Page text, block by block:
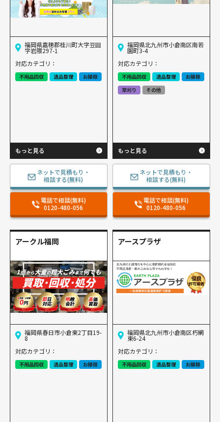
福岡県嘉穂郡桂川町大字豆田
字岩隈297-1
対応カテゴリ：
不用品回収 遺品整理 お掃除
もっと見る
ネットで見積もり・
相談する(無料)
電話で相談(無料)
0120-480-056
福岡県北九州市小倉南区南若
園町3-4
対応カテゴリ：
不用品回収 遺品整理
お掃除
草刈り
その他
もっと見る
ネットで見積もり・
相談する(無料)
電話で相談(無料)
0120-480-056
アークル福岡
福岡県春日市小倉東2丁目19-
8
対応カテゴリ：
不用品回収 遺品整理 お掃除
アースプラザ
福岡県北九州市小倉南区朽網
東6-24
対応カテゴリ：
不用品回収 遺品整理 お掃除